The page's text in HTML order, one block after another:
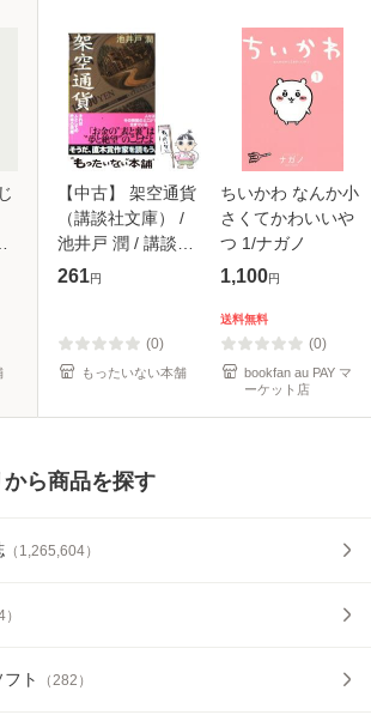
【中古】 架空通貨
（講談社文庫） /
池井戸 潤 / 講談社
[文庫]【メール便送
261円
(0)
もったいない本舗
ちいかわ なんか小
さくてかわいいや
つ 1/ナガノ
1,100円
送料無料
(0)
bookfan au PAY マ
ーケット店
ら商品を探す
（ 1,265,604）
）
ト （282 ）